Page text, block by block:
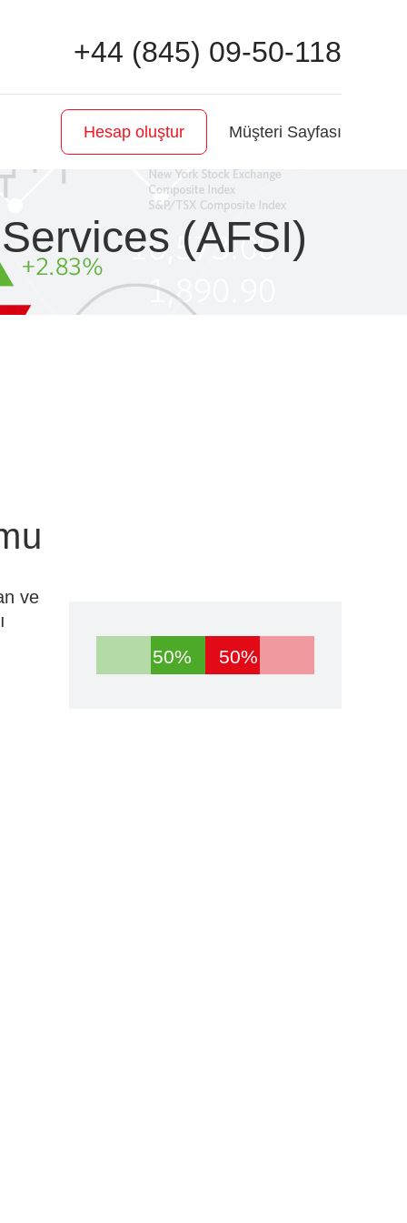
+44 (845) 09-50-118
Hesap oluştur Müşteri Sayfası
(AFSI)
ve
50% 50%